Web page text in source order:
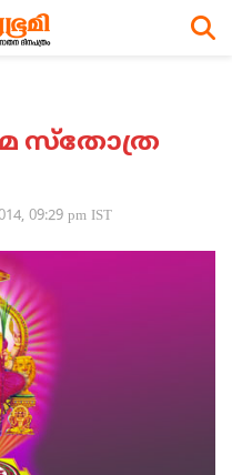
സ്‌തോത്ര
09:29 pm IST